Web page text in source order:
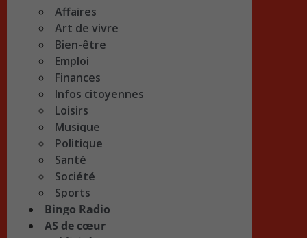
Affaires
Art de vivre
Bien-être
Emploi
Finances
Infos citoyennes
Loisirs
Musique
Politique
Santé
Société
Sports
Bingo Radio
AS de cœur